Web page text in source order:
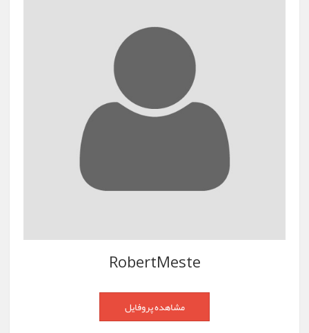
RobertMeste
مشاهده پروفایل